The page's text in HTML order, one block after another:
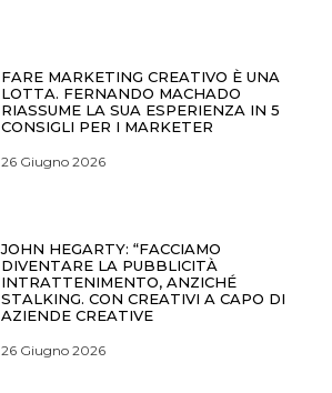
FARE MARKETING CREATIVO È UNA
LOTTA. FERNANDO MACHADO
RIASSUME LA SUA ESPERIENZA IN 5
CONSIGLI PER I MARKETER
26 Giugno 2026
JOHN HEGARTY: “FACCIAMO
DIVENTARE LA PUBBLICITÀ
INTRATTENIMENTO, ANZICHÉ
STALKING. CON CREATIVI A CAPO DI
AZIENDE CREATIVE
26 Giugno 2026